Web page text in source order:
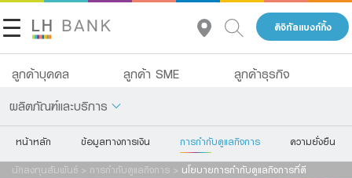
ดิจิทัลแบงก์กิ้ง
ลูกค้าบุคคล ลูกค้า SME ลูกค้าธุรกิจ
ผลิตภัณฑ์และบริการ
เกี่ยวกับเรา
เงินฝาก
หน้าหลัก ข้อมูลทางการเงิน การกำกับดูแลกิจการ ความยั่งยืน
นักลงทุนสัมพันธ์ > การกำกับดูแลกิจการ > นโยบายการกำกับดูแลกิจการที่ดี
จรรยาบรรณธนาคาร